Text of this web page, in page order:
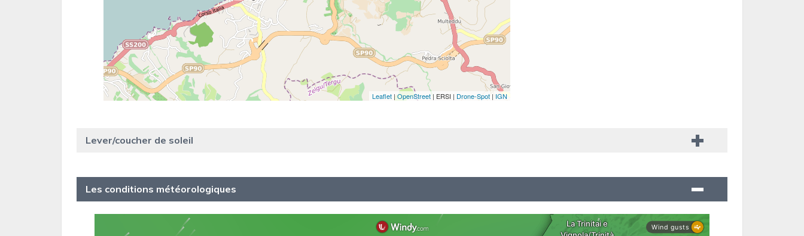
Lever/coucher de soleil
Les conditions météorologiques